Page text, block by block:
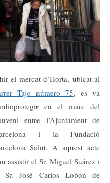
el mercat d’Horta, ubicat al
Tajo número 75, es va
en el marc del
entre l’Ajuntament de
i la Fundació
Salut. A aquest acte
assistir el Sr. Miguel Suárez i
Sr. José Carlos Lobon de